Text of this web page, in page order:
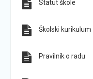
Statut škole
Školski kurikulum
Pravilnik o radu